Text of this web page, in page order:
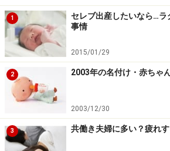
2017年6月の戌の日
1
セレブ出産したいなら…ラ
事情
2015/01/29
2 2003年の名付け・赤ちゃ
2003/12/30
3 共働き夫婦に多い？疲れ